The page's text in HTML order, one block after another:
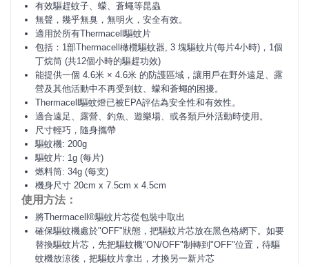
有效驅趕蚊子、蠓、蒼蠅等昆蟲
無聲，幾乎無臭，無明火，安全有效。
適用於所有Thermacell驅蚊片
包括：1部Thermacell橄欖驅蚊器, 3 塊驅蚊片(每片4小時)，1個
丁烷筒 (共12個小時的驅趕功效)
能提供一個 4.6米 × 4.6米 的防護區域，讓用戶在野外遠足、露
營及其他活動中不再受到蚊、蠓和蒼蠅的困擾。
Thermacell驅蚊燈已被 EPA評估為安全性和有效性。
適合遠足、露營、釣魚、遊樂場、或各類戶外活動時使用。
尺寸輕巧，隨身攜帶
驅蚊機: 200g
驅蚊片: 1g (每片)
燃料筒: 34g (每支)
機身尺寸 20cm x 7.5cm x 4.5cm
使用方法：
將Thermacell®驅蚊片芯從包裝中取出
確保驅蚊機處於"OFF"狀態，把驅蚊片芯放在黑色格網下。如要
替換驅蚊片芯，先把驅蚊機"ON/OFF"制轉到"OFF"位置，待驅
蚊機放涼後，把驅蚊片拿出，才換另一新片芯